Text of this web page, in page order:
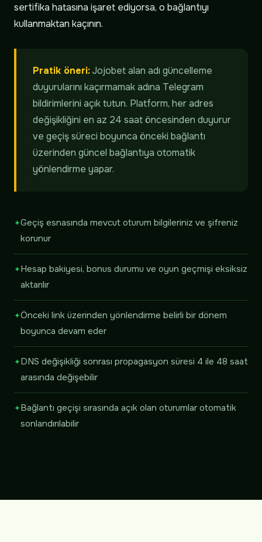
sertifika hatasına işaret ediyorsa, o bağlantıyı
kullanmaktan kaçının.
Pratik öneri:Jojobet alan adı güncelleme
duyurularını kaçırmamak adına Telegram
bildirimlerini açık tutun. Platform, her adres
değişikliğini en az 24 saat öncesinden duyurur
ve geçiş süreci boyunca önceki bağlantı
üzerinden güncel bağlantıya otomatik
yönlendirme yapar.
Geçiş esnasında mevcut oturum bilgileriniz ve şifreniz
korunur
Hesap bakiyesi, bonus durumu ve oyun geçmişi eksiksiz
aktarılır
Önceki link üzerinden yönlendirme belirli bir dönem
boyunca devam eder
DNS değişikliği sonrası propagasyon süresi 4 ile 48 saat
arasında değişebilir
Bağlantı geçişi sırasında açık olan oturumlar otomatik
sonlandırılabilir